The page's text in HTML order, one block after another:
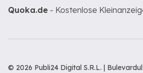
Quoka.de - Kostenlose
© 2026 Publi24 Digital S.R.L. |